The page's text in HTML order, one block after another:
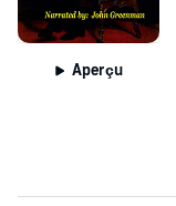
Aperçu